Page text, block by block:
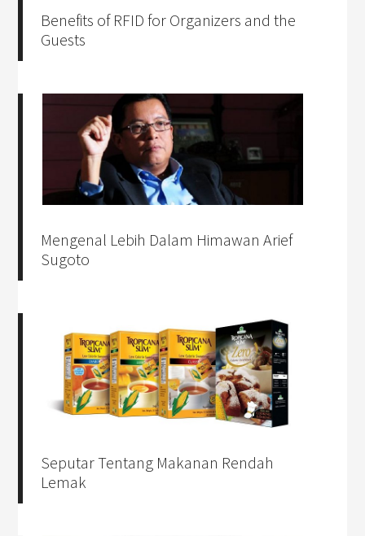
Benefits of RFID for Organizers and the
Guests
Mengenal Lebih Dalam Himawan Arief
Sugoto
Seputar Tentang Makanan Rendah
Lemak